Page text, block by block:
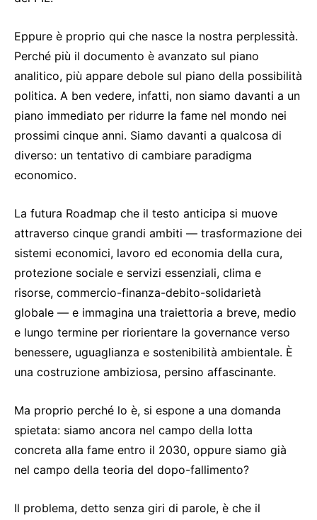
Eppure è proprio qui che nasce la nostra perplessità.
Perché più il documento è avanzato sul piano
analitico, più appare debole sul piano della possibilità
politica. A ben vedere, infatti, non siamo davanti a un
piano immediato per ridurre la fame nel mondo nei
prossimi cinque anni. Siamo davanti a qualcosa di
diverso: un tentativo di cambiare paradigma
economico.
La futura Roadmap che il testo anticipa si muove
attraverso cinque grandi ambiti — trasformazione dei
sistemi economici, lavoro ed economia della cura,
protezione sociale e servizi essenziali, clima e
risorse, commercio-finanza-debito-solidarietà
globale — e immagina una traiettoria a breve, medio
e lungo termine per riorientare la governance verso
benessere, uguaglianza e sostenibilità ambientale. È
una costruzione ambiziosa, persino affascinante.
Ma proprio perché lo è, si espone a una domanda
spietata: siamo ancora nel campo della lotta
concreta alla fame entro il 2030, oppure siamo già
nel campo della teoria del dopo-fallimento?
Il problema, detto senza giri di parole, è che il